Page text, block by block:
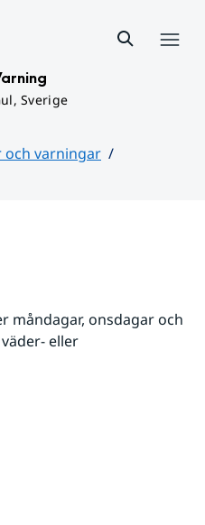
Sverige
och varningar
måndagar, onsdagar och
eller